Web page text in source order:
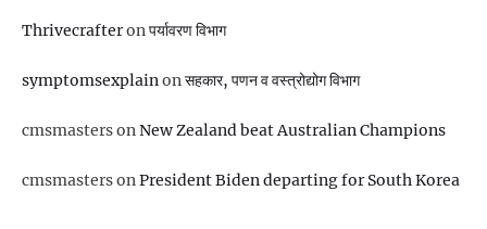
Thrivecrafteronपर्यावरण विभाग
symptomsexplainonसहकार, पणन व वस्‍त्रोद्योग विभाग
cmsmastersonNew Zealand beat Australian Champions
cmsmastersonPresident Biden departing for South Korea